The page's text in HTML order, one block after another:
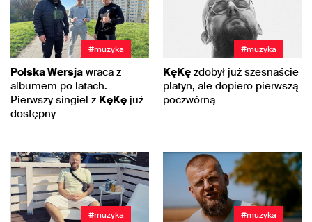
#muzyka
Polska Wersja wraca z
albumem po latach.
Pierwszy singiel z KęKę już
dostępny
#muzyka
KęKę zdobył już szesnaście
platyn, ale dopiero pierwszą
poczwórną
#muzyka #muzyka